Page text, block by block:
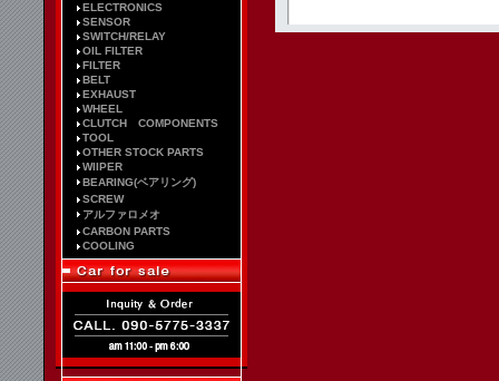
ELECTRONICS
SENSOR
SWITCH/RELAY
OIL FILTER
FILTER
BELT
EXHAUST
WHEEL
CLUTCH COMPONENTS
TOOL
OTHER STOCK PARTS
WIIPER
BEARING(ベアリング)
SCREW
アルファロメオ
CARBON PARTS
COOLING